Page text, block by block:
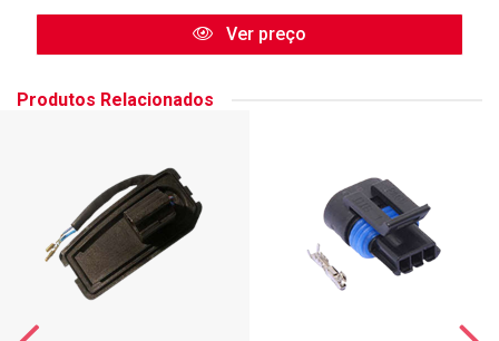
Ver preço
Produtos Relacionados